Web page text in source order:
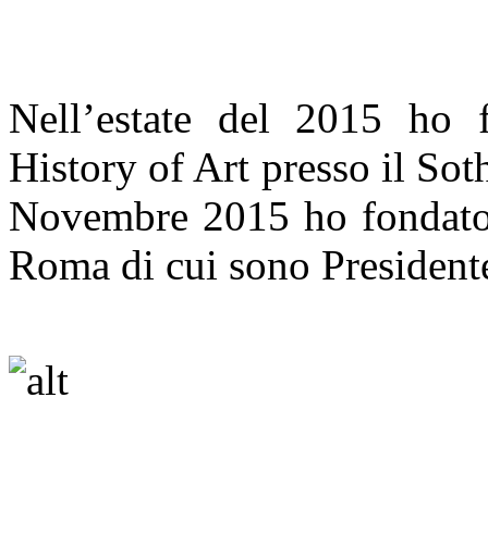
Nell’estate del 2015 ho
History of Art presso il
Novembre 2015 ho
Roma di cui sono